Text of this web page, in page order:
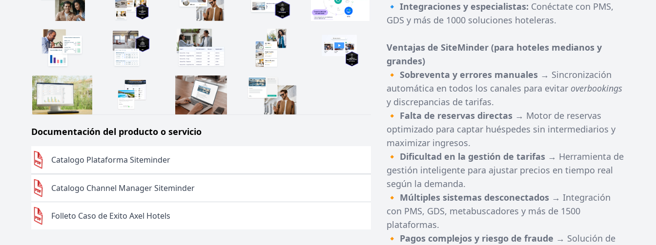
Documentación del producto o servicio
Catalogo Plataforma Siteminder
Catalogo Channel Manager Siteminder
Folleto Caso de Exito Axel Hotels
🔹 Integraciones y especialistas: Conéctate con PMS,
GDS y más de 1000 soluciones hoteleras.
Ventajas de SiteMinder (para hoteles medianos y
grandes)
🔸 Sobreventa y errores manuales → Sincronización
automática en todos los canales para evitar overbookings
y discrepancias de tarifas.
🔸 Falta de reservas directas → Motor de reservas
optimizado para captar huéspedes sin intermediarios y
maximizar ingresos.
🔸 Dificultad en la gestión de tarifas → Herramienta de
gestión inteligente para ajustar precios en tiempo real
según la demanda.
🔸 Múltiples sistemas desconectados → Integración
con PMS, GDS, metabuscadores y más de 1500
plataformas.
🔸 Pagos complejos y riesgo de fraude → Solución de